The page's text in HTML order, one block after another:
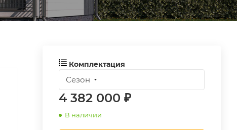
Комплектация
Сезон
4 382 000 ₽
В наличии